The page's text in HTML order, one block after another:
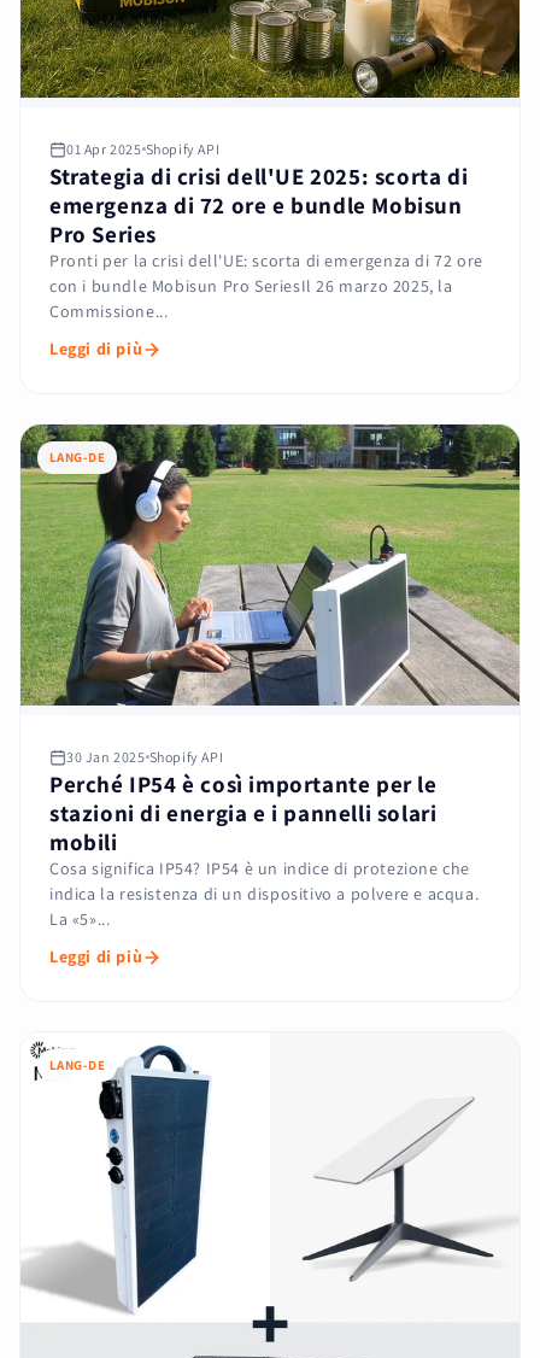
01 Apr 2025 Shopify API
Strategia di crisi dell'UE 2025: scorta di
emergenza di 72 ore e bundle Mobisun
Pro Series
Pronti per la crisi dell'UE: scorta di emergenza di 72 ore
con i bundle Mobisun Pro SeriesIl 26 marzo 2025, la
Commissione...
Leggi di più
LANG-DE
30 Jan 2025 Shopify API
Perché IP54 è così importante per le
stazioni di energia e i pannelli solari
mobili
Cosa significa IP54? IP54 è un indice di protezione che
indica la resistenza di un dispositivo a polvere e acqua.
La «5»...
Leggi di più
LANG-DE